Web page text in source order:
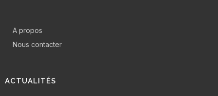
A propos
Nous contacter
ACTUALITÉS